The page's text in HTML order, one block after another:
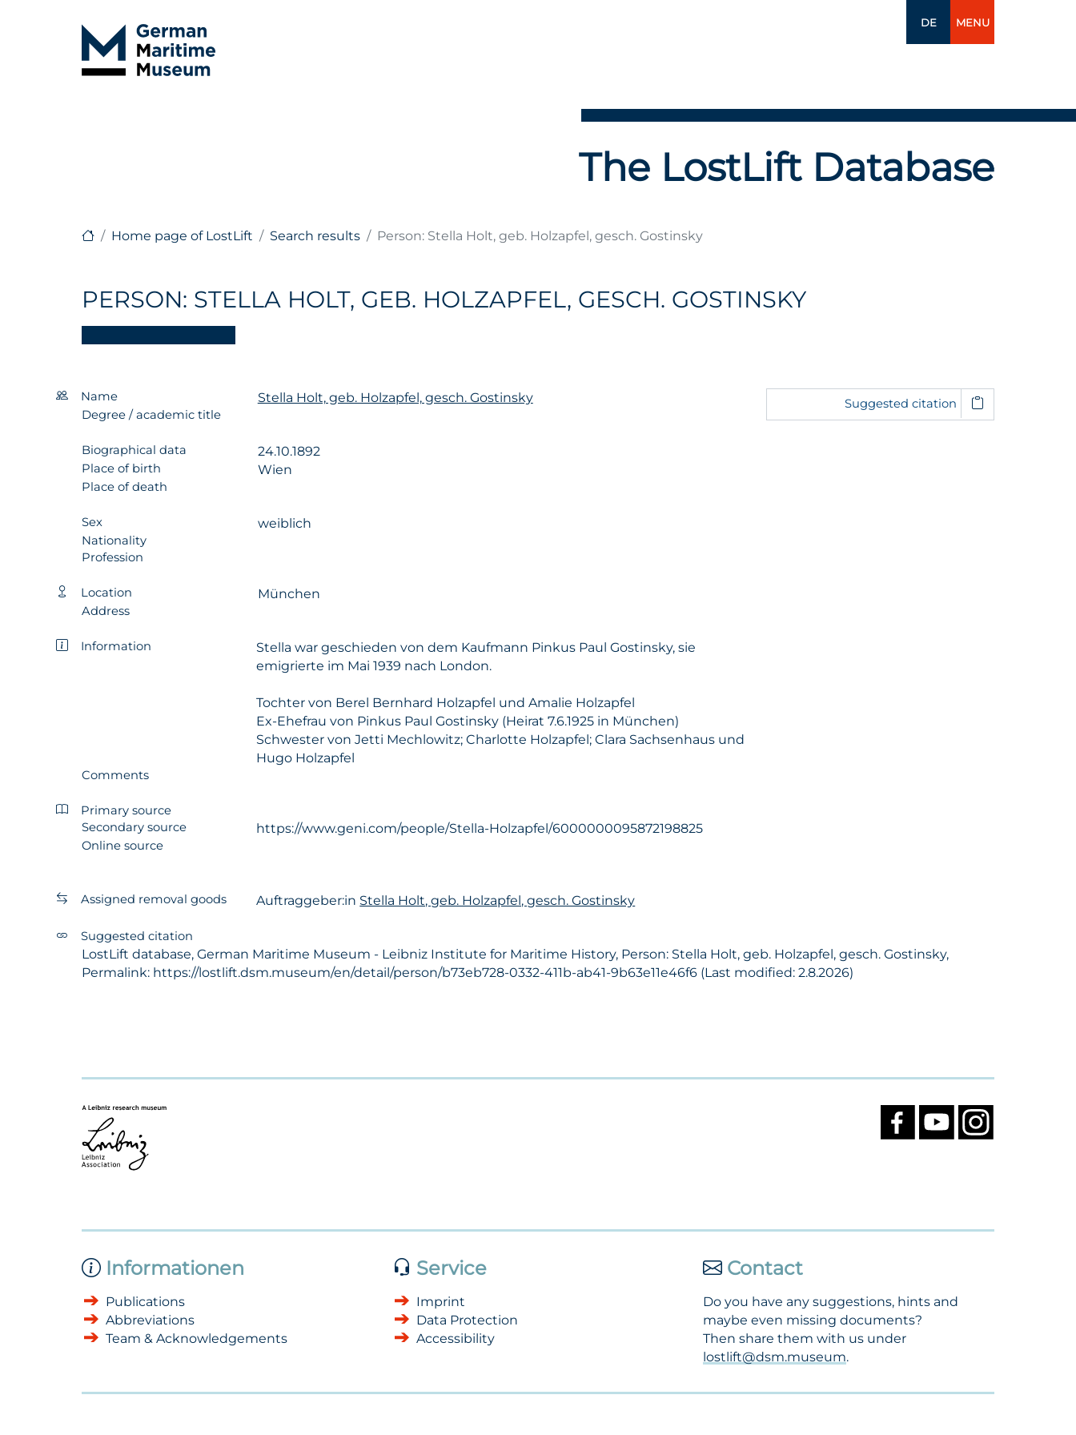
DE MENU
The LostLift Database
Home page of LostLift Search results Person: Stella Holt, geb. Holzapfel, gesch. Gostinsky
PERSON: STELLA HOLT, GEB. HOLZAPFEL, GESCH. GOSTINSKY
Name Stella Holt, geb. Holzapfel, gesch. Gostinsky
Degree / academic title
Biographical data 24.10.1892
Place of birth Wien
Place of death
Sex weiblich
Nationality
Profession
Location München
Address
Suggested citation
Information
Stella war geschieden von dem Kaufmann Pinkus Paul Gostinsky, sie
emigrierte im Mai 1939 nach London.
Tochter von Berel Bernhard Holzapfel und Amalie Holzapfel
Ex-Ehefrau von Pinkus Paul Gostinsky (Heirat 7.6.1925 in München)
Schwester von Jetti Mechlowitz; Charlotte Holzapfel; Clara Sachsenhaus und
Hugo Holzapfel
Comments
Primary source
Secondary source
https://www.geni.com/people/Stella-Holzapfel/6000000095872198825
Online source
Assigned removal goods Auftraggeber:in Stella Holt, geb. Holzapfel, gesch. Gostinsky
Suggested citation
LostLift database, German Maritime Museum - Leibniz Institute for Maritime History, Person: Stella Holt, geb. Holzapfel, gesch. Gostinsky,
Permalink: https://lostlift.dsm.museum/en/detail/person/b73eb728-0332-411b-ab41-9b63e11e46f6 (Last modified: 2.8.2026)
Informationen
Publications
Abbreviations
Team & Acknowledgements
Service
Imprint
Data Protection
Accessibility
Contact
Do you have any suggestions, hints and
maybe even missing documents?
Then share them with us under
lostlift@dsm.museum.